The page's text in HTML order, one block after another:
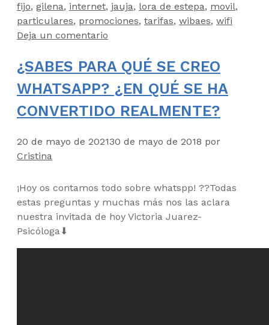
fijo, gilena, internet, jauja, lora de estepa, movil,
particulares, promociones, tarifas, wibaes, wifi
Deja un comentario
¿SABES PARA QUÉ SE CREO
WHATSAPP? ¿EN QUÉ SE HA
CONVERTIDO REALMENTE?
20 de mayo de 202130 de mayo de 2018 por
Cristina
¡Hoy os contamos todo sobre whatspp! ??Todas
estas preguntas y muchas más nos las aclara
nuestra invitada de hoy Victoria Juarez-
Psicóloga⬇